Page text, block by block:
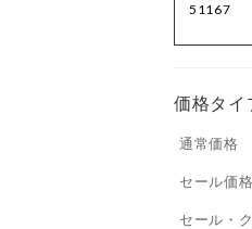
51167
価格タイ
通常価格
セール価格
セール・